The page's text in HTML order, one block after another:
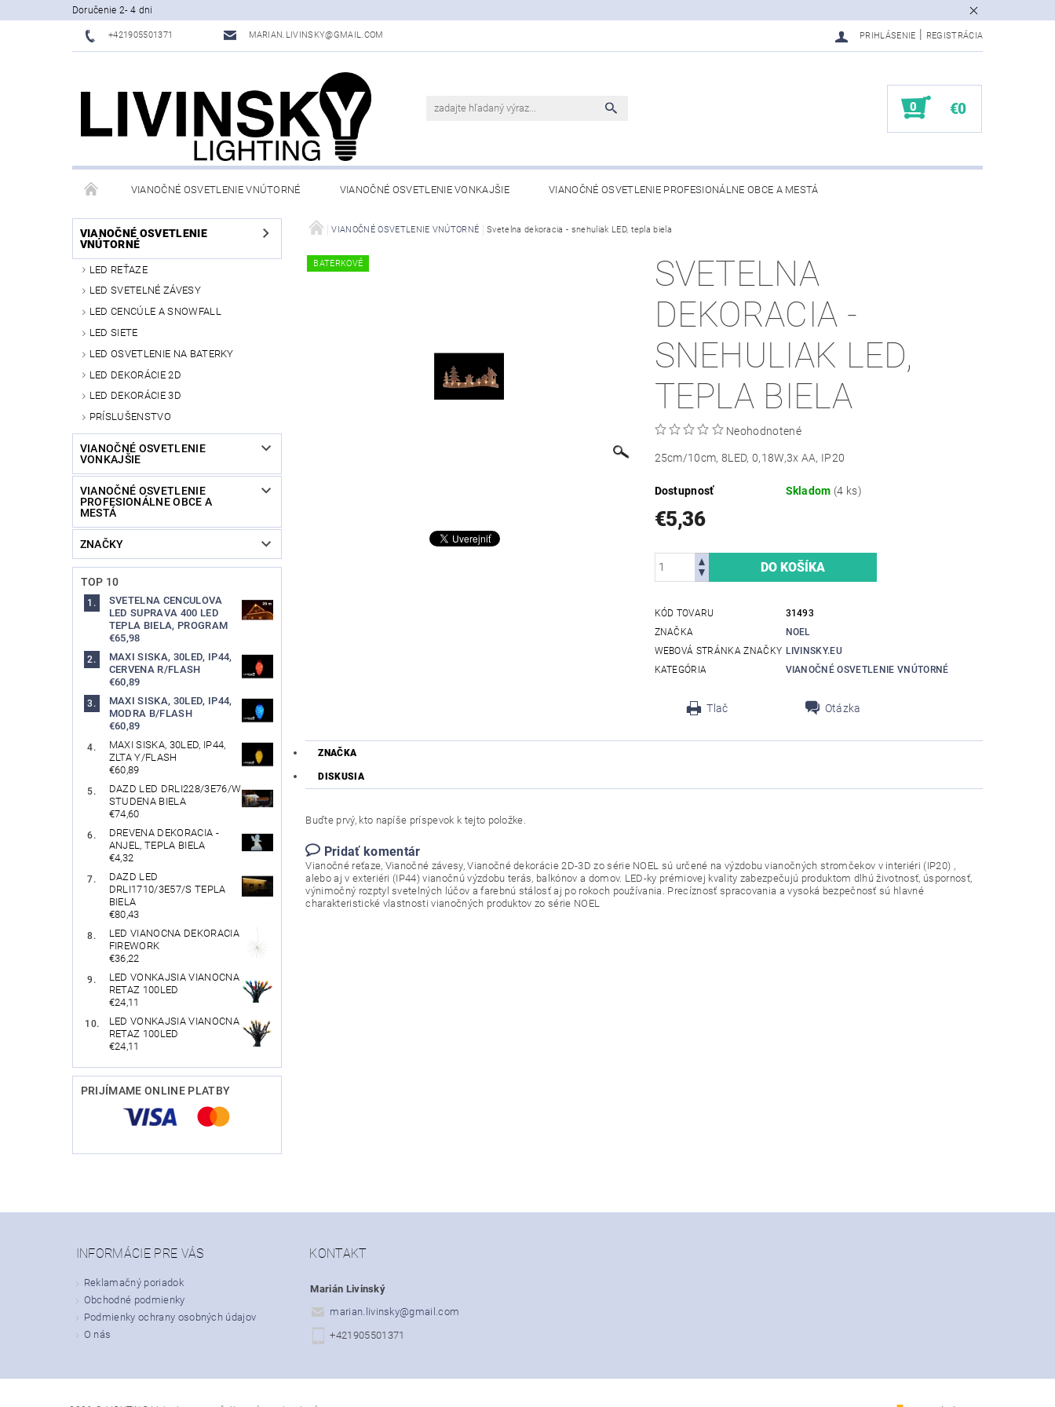
Doručenie 2- 4 dni
+421905501371 MARIAN.LIVINSKY@GMAIL.COM PRIHLÁSENIE REGISTRÁCIA
0 €0
VIANOČNÉ OSVETLENIE VNÚTORNÉ VIANOČNÉ OSVETLENIE VONKAJŠIE VIANOČNÉ OSVETLENIE PROFESIONÁLNE OBCE A MESTÁ
OBCHODNÉ PODMIENKY KONTAKTY
VIANOČNÉ OSVETLENIE
VNÚTORNÉ
LED REŤAZE
LED SVETELNÉ ZÁVESY
LED CENCÚLE A SNOWFALL
LED SIETE
LED OSVETLENIE NA BATERKY
LED DEKORÁCIE 2D
LED DEKORÁCIE 3D
PRÍSLUŠENSTVO
VIANOČNÉ OSVETLENIE
VONKAJŠIE
VIANOČNÉ OSVETLENIE
PROFESIONÁLNE OBCE A
MESTÁ
ZNAČKY
TOP 10
SVETELNA CENCULOVA
LED SUPRAVA 400 LED
TEPLA BIELA, PROGRAM
€65,98
MAXI SISKA, 30LED, IP44,
CERVENA R/FLASH
€60,89
MAXI SISKA, 30LED, IP44,
MODRA B/FLASH
€60,89
MAXI SISKA, 30LED, IP44,
ZLTA Y/FLASH
€60,89
DAZD LED DRLI228/3E76/W
STUDENA BIELA
€74,60
DREVENA DEKORACIA -
ANJEL, TEPLA BIELA
€4,32
DAZD LED
DRLI1710/3E57/S TEPLA
BIELA
€80,43
LED VIANOCNA DEKORACIA
FIREWORK
€36,22
LED VONKAJSIA VIANOCNA
RETAZ 100LED
€24,11
LED VONKAJSIA VIANOCNA
RETAZ 100LED
€24,11
PRIJÍMAME ONLINE PLATBY
VIANOČNÉ OSVETLENIE VNÚTORNÉ Svetelna dekoracia - snehuliak LED, tepla biela
BATERKOVÉ
SVETELNA
DEKORACIA -
SNEHULIAK LED,
TEPLA BIELA
Neohodnotené
25cm/10cm, 8LED, 0,18W,3x AA, IP20
Dostupnosť Skladom (4 ks)
€5,36
KÓD TOVARU
31493
ZNAČKA
NOEL
WEBOVÁ STRÁNKA ZNAČKY LIVINSKY.EU
KATEGÓRIA
VIANOČNÉ OSVETLENIE VNÚTORNÉ
Tlač Otázka
ZNAČKA
DISKUSIA
Buďte prvý, kto napíše príspevok k tejto položke.
Pridať komentár
Vianočné reťaze, Vianočné závesy, Vianočné dekorácie 2D-3D zo série NOEL sú určené na výzdobu vianočných stromčekov v interiéri (IP20) ,
alebo aj v exteriéri (IP44) vianočnú výzdobu terás, balkónov a domov. LED-ky prémiovej kvality zabezpečujú produktom dlhú životnosť, úspornosť,
výnimočný rozptyl svetelných lúčov a farebnú stálosť aj po rokoch používania. Precíznosť spracovania a vysoká bezpečnosť sú hlavné
charakteristické vlastnosti vianočných produktov zo série NOEL
INFORMÁCIE PRE VÁS
Reklamačný poriadok
Obchodné podmienky
Podmienky ochrany osobných údajov
O nás
KONTAKT
Marián Livinský
marian.livinsky@gmail.com
+421905501371